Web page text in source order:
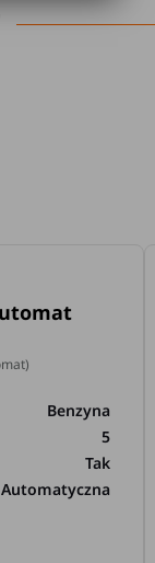
Benzyna
5
Tak
Automatyczna